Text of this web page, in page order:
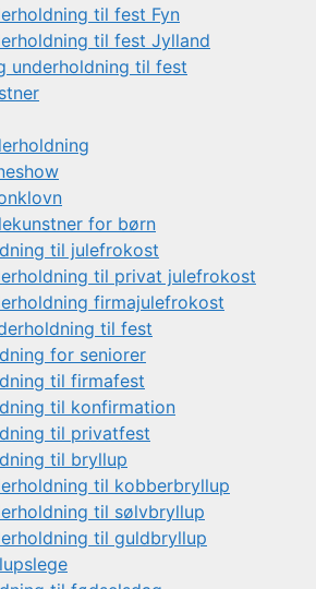
til fest Fyn
til fest Jylland
underholdning til fest
for børn
til julefrokost
til privat julefrokost
firmajulefrokost
til fest
for seniorer
til firmafest
til konfirmation
til privatfest
til bryllup
til kobberbryllup
til sølvbryllup
til guldbryllup